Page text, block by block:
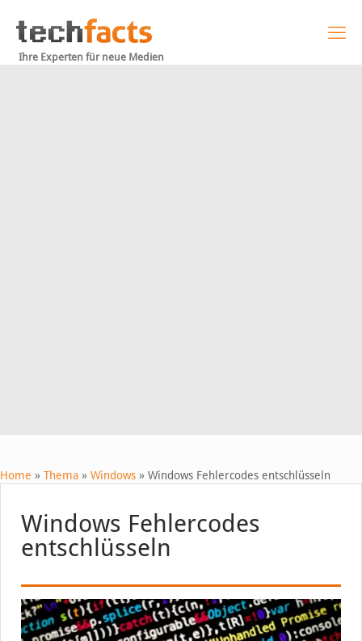
Ihre Experten für neue Medien
Home » Thema » Windows » Windows Fehlercodes entschlüsseln
Windows Fehlercodes
entschlüsseln